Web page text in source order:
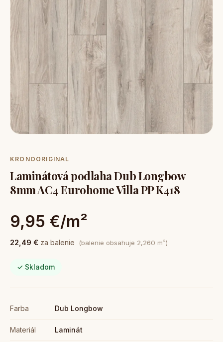
KRONOORIGINAL
Laminátová podlaha Dub Longbow
8mm AC4 Eurohome Villa PP K418
9,95 €/m²
22,49 € za balenie (balenie obsahuje 2,260 m²)
✓ Skladom
Farba Dub Longbow
Materiál Laminát